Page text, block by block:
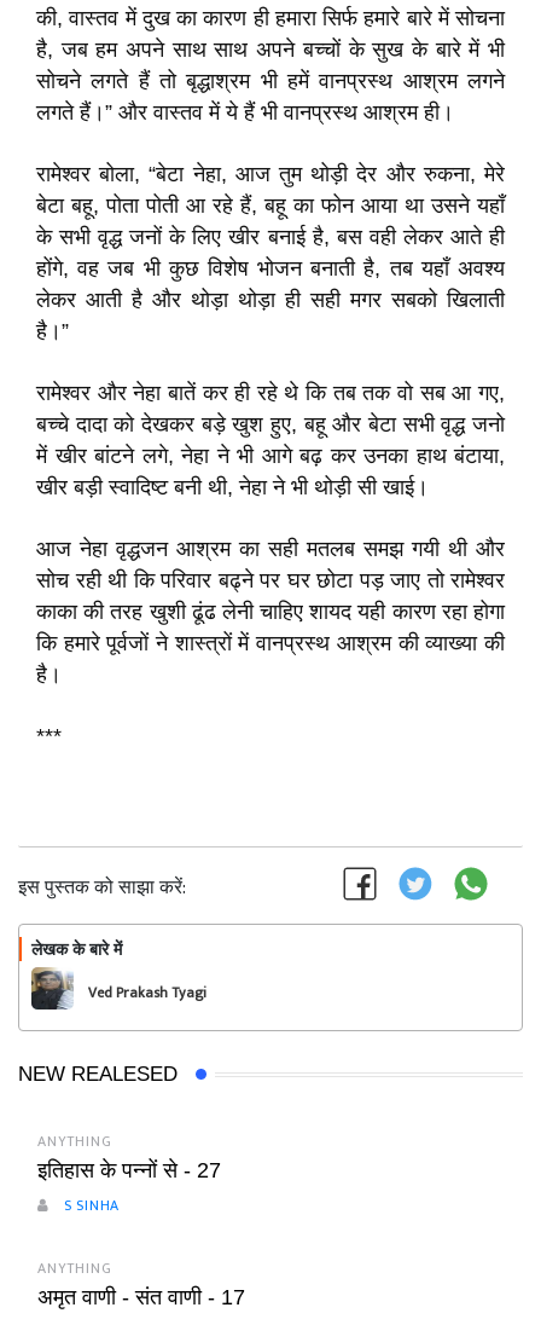
की, वास्तव में दुख का कारण ही हमारा सिर्फ हमारे बारे में सोचना
है, जब हम अपने साथ साथ अपने बच्चों के सुख के बारे में भी
सोचने लगते हैं तो बृद्धाश्रम भी हमें वानप्रस्थ आश्रम लगने
लगते हैं।” और वास्तव में ये हैं भी वानप्रस्थ आश्रम ही।
रामेश्वर बोला, “बेटा नेहा, आज तुम थोड़ी देर और रुकना, मेरे
बेटा बहू, पोता पोती आ रहे हैं, बहू का फोन आया था उसने यहाँ
के सभी वृद्ध जनों के लिए खीर बनाई है, बस वही लेकर आते ही
होंगे, वह जब भी कुछ विशेष भोजन बनाती है, तब यहाँ अवश्य
लेकर आती है और थोड़ा थोड़ा ही सही मगर सबको खिलाती
है।”
रामेश्वर और नेहा बातें कर ही रहे थे कि तब तक वो सब आ गए,
बच्चे दादा को देखकर बड़े खुश हुए, बहू और बेटा सभी वृद्ध जनो
में खीर बांटने लगे, नेहा ने भी आगे बढ़ कर उनका हाथ बंटाया,
खीर बड़ी स्वादिष्ट बनी थी, नेहा ने भी थोड़ी सी खाई।
आज नेहा वृद्धजन आश्रम का सही मतलब समझ गयी थी और
सोच रही थी कि परिवार बढ्ने पर घर छोटा पड़ जाए तो रामेश्वर
काका की तरह खुशी ढूंढ लेनी चाहिए शायद यही कारण रहा होगा
कि हमारे पूर्वजों ने शास्त्रों में वानप्रस्थ आश्रम की व्याख्या की
है।
***
इस पुस्तक को साझा करें:
लेखक के बारे में
Ved Prakash Tyagi
NEW REALESED
ANYTHING
इतिहास के पन्नों से - 27
S SINHA
ANYTHING
अमृत वाणी - संत वाणी - 17